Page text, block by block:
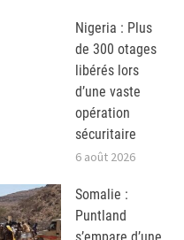
Nigeria : Plus
de 300 otages
libérés lors
d’une vaste
opération
sécuritaire
6 août 2026
Somalie :
Puntland